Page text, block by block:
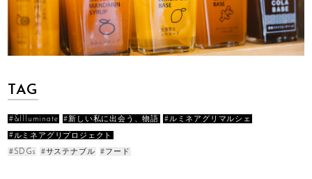
TAG
&Illuminate 新しい私に出会う、物語 ルミネアグリマルシェ
ルミネアグリプロジェクト
SDGs サステナブル フード